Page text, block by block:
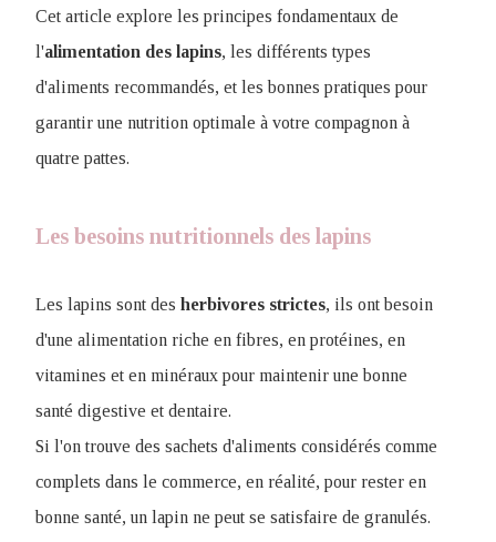
Cet article explore les principes fondamentaux de
l'alimentation des lapins, les différents types
d'aliments recommandés, et les bonnes pratiques pour
garantir une nutrition optimale à votre compagnon à
quatre pattes.
Les besoins nutritionnels des lapins
Les lapins sont des herbivores strictes, ils ont besoin
d'une alimentation riche en fibres, en protéines, en
vitamines et en minéraux pour maintenir une bonne
santé digestive et dentaire.
Si l'on trouve des sachets d'aliments considérés comme
complets dans le commerce, en réalité, pour rester en
bonne santé, un lapin ne peut se satisfaire de granulés.